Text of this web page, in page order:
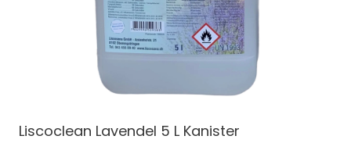
Liscoclean Lavendel 5 L Kanister